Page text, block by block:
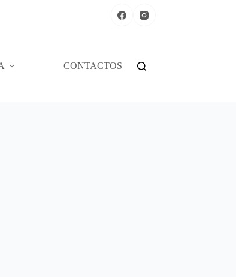
CONTACTOS